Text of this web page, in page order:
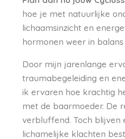
hoe je met natuurlijke
lichaamsinzicht en
hormonen weer in
Door mijn jarenlange
traumabegeleiding en
ik ervaren hoe krachtig
met de baarmoeder. De
verbluffend. Toch blijven
lichamelijke klachten